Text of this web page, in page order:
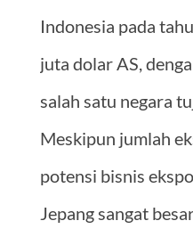
Indonesia pada
juta dolar AS,
salah satu negara
Meskipun jumlah
potensi bisnis
Jepang sangat